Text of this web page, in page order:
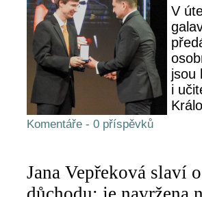
V
jsou
i
Komentáře - 0 příspěvků
Jana Vepřeková slaví